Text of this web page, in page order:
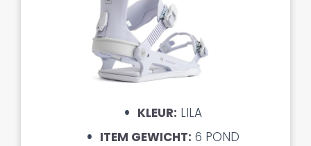
KLEUR: LILA
ITEM GEWICHT: 6 POND